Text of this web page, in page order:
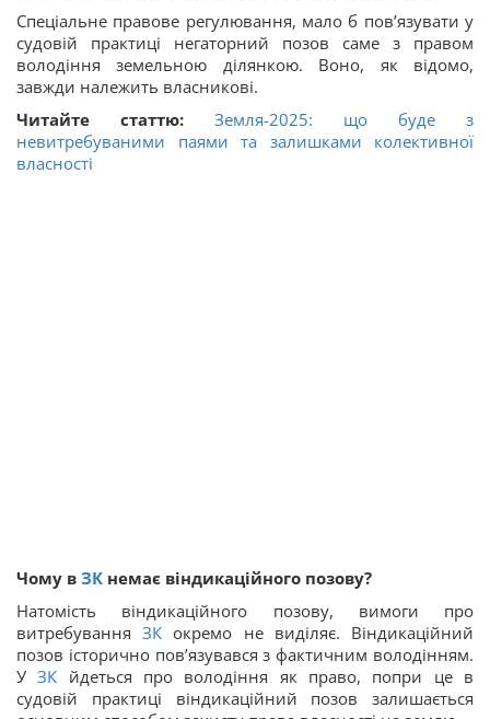
Спеціальне правове регулювання, мало б пов’язувати у
судовій практиці негаторний позов саме з правом
володіння земельною ділянкою. Воно, як відомо,
завжди належить власникові.
Читайте статтю: Земля-2025: що буде з
невитребуваними паями та залишками колективної
власності
Чому в ЗК немає віндикаційного позову?
Натомість віндикаційного позову, вимоги про
витребуванняЗК окремо не виділяє. Віндикаційний
позов історично пов’язувався з фактичним володінням.
УЗК йдеться про володіння як право, попри це в
судовій практиці віндикаційний позов залишається